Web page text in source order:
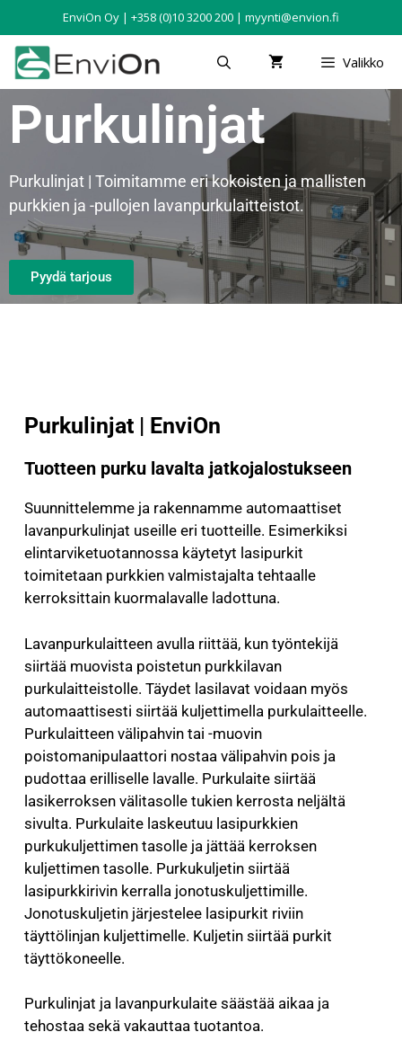
EnviOn Oy | +358 (0)10 3200 200 | myynti@envion.fi
Valikko
Purkulinjat
Purkulinjat | Toimitamme eri kokoisten ja mallisten
purkkien ja -pullojen lavanpurkulaitteistot.
Pyydä tarjous
Purkulinjat | EnviOn
Tuotteen purku lavalta jatkojalostukseen
Suunnittelemme ja rakennamme automaattiset
lavanpurkulinjat useille eri tuotteille. Esimerkiksi
elintarviketuotannossa käytetyt lasipurkit
toimitetaan purkkien valmistajalta tehtaalle
kerroksittain kuormalavalle ladottuna.
Lavanpurkulaitteen avulla riittää, kun työntekijä
siirtää muovista poistetun purkkilavan
purkulaitteistolle. Täydet lasilavat voidaan myös
automaattisesti siirtää kuljettimella purkulaitteelle.
Purkulaitteen välipahvin tai -muovin
poistomanipulaattori nostaa välipahvin pois ja
pudottaa erilliselle lavalle. Purkulaite siirtää
lasikerroksen välitasolle tukien kerrosta neljältä
sivulta. Purkulaite laskeutuu lasipurkkien
purkukuljettimen tasolle ja jättää kerroksen
kuljettimen tasolle. Purkukuljetin siirtää
lasipurkkirivin kerralla jonotuskuljettimille.
Jonotuskuljetin järjestelee lasipurkit riviin
täyttölinjan kuljettimelle. Kuljetin siirtää purkit
täyttökoneelle.
Purkulinjat ja lavanpurkulaite säästää aikaa ja
tehostaa sekä vakauttaa tuotantoa.